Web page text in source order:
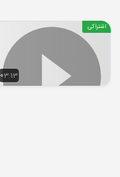
03:13
اشتراکی